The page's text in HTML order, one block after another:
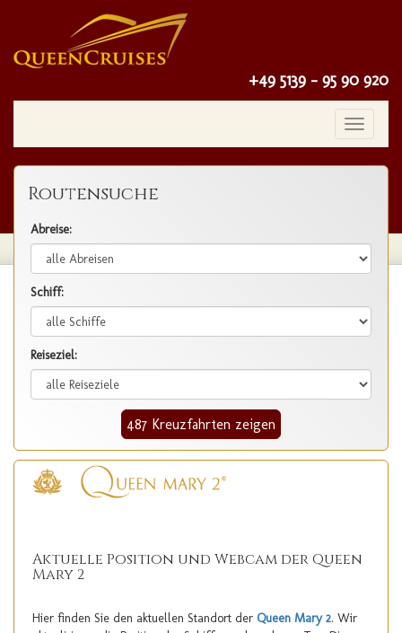
+49 5139 - 95 90 920
Toggle
Routensuche
Abreise:
Schiff:
Reiseziel:
487 Kreuzfahrten zeigen
Aktuelle Position und Webcam der Queen
Mary 2
Hier finden Sie den aktuellen Standort der Queen Mary 2. Wir